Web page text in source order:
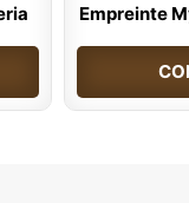
Empreinte